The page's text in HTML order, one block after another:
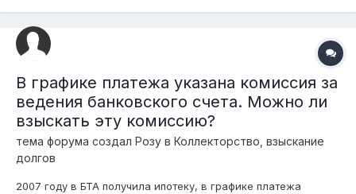
сказали вернут день...
В графике платежа указана комиссия за
ведения банковского счета. Можно ли
взыскать эту комиссию?
тема форума создал Розу в Коллекторство, взыскание
долгов
2007 году в БТА получила ипотеку, в графике платежа